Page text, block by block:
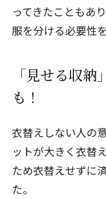
ってきたこともあ
服を分ける必要性
「見せる収
も！
衣替えしない人の
ットが大きく衣替
ため衣替えせずに
た。